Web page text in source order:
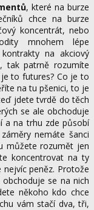
, které na burze
chce na burze
koncentrát, nebo
mnohem lépe
na akciový
tak patrně rozumíte
je to futures? Co je to
na tu pšenici, to je
jdete tvrdě do těch
se ale obchoduje
a na trhu zde působí
nemáte šanci
můžete rozumět jen
koncentrovat na ty
peněz. Protože
se na nich
někoho kdo chce
vám stačí dva, tři,